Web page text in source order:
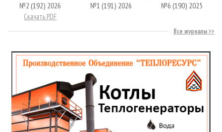
№2 (192) 2026
Скачать PDF
№1 (191) 2026 №6 (190) 2025
Все журналы